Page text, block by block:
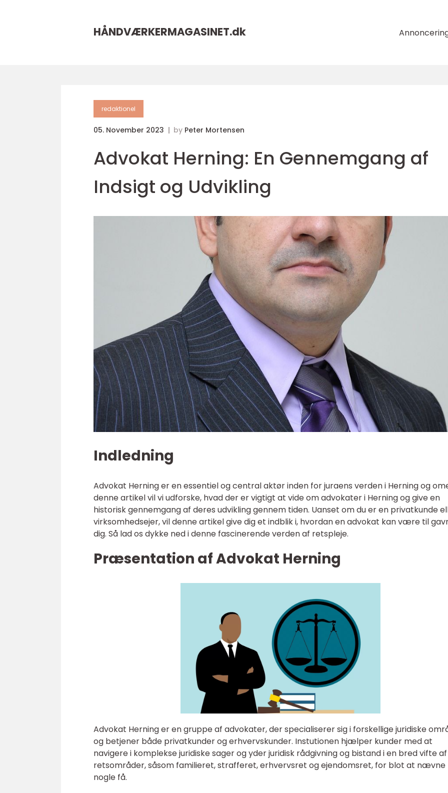
HÅNDVÆRKERMAGASINET.dk
redaktionel
05. November 2023 by Peter Mortensen
Advokat Herning: En Gennemgang af
Indsigt og Udvikling
Indledning
Advokat Herning er en essentiel og central aktør inden for juraens verden i Herning og
denne artikel vil vi udforske, hvad der er vigtigt at vide om advokater i Herning og give en
historisk gennemgang af deres udvikling gennem tiden. Uanset om du er en privatkunde
virksomhedsejer, vil denne artikel give dig et indblik i, hvordan en advokat kan være til
dig. Så lad os dykke ned i denne fascinerende verden af retspleje.
Præsentation af Advokat Herning
Advokat Herning er en gruppe af advokater, der specialiserer sig i forskellige juridiske
og betjener både privatkunder og erhvervskunder. Instutionen hjælper kunder med at
navigere i komplekse juridiske sager og yder juridisk rådgivning og bistand i en bred vifte af
retsområder, såsom familieret, strafferet, erhvervsret og ejendomsret, for blot at nævne
nogle få.